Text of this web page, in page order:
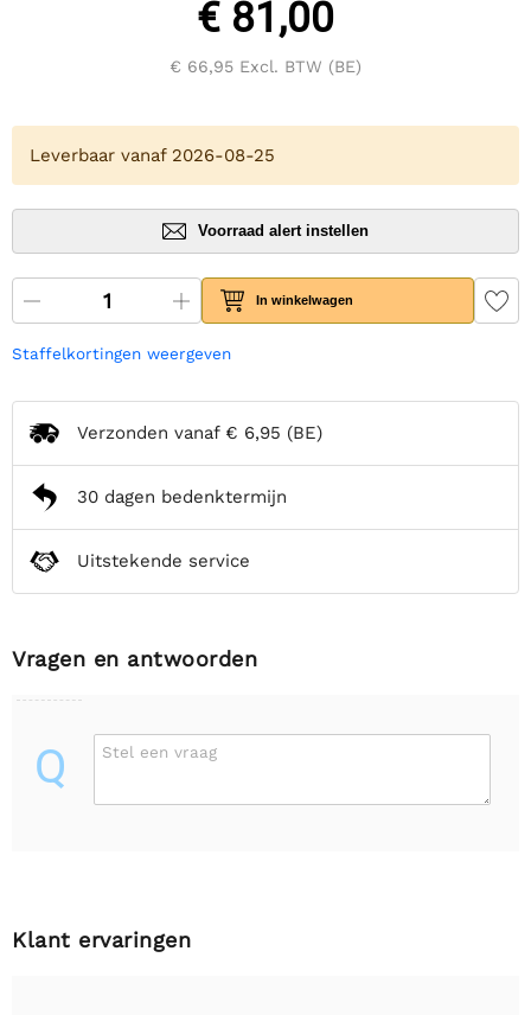
€ 81,00
€ 66,95 Excl. BTW (BE)
Leverbaar vanaf 2026-08-25
Voorraad alert instellen
In winkelwagen
Staffelkortingen weergeven
Verzonden vanaf € 6,95 (BE)
30 dagen bedenktermijn
Uitstekende service
Vragen en antwoorden
Q Stel een vraag
Klant ervaringen